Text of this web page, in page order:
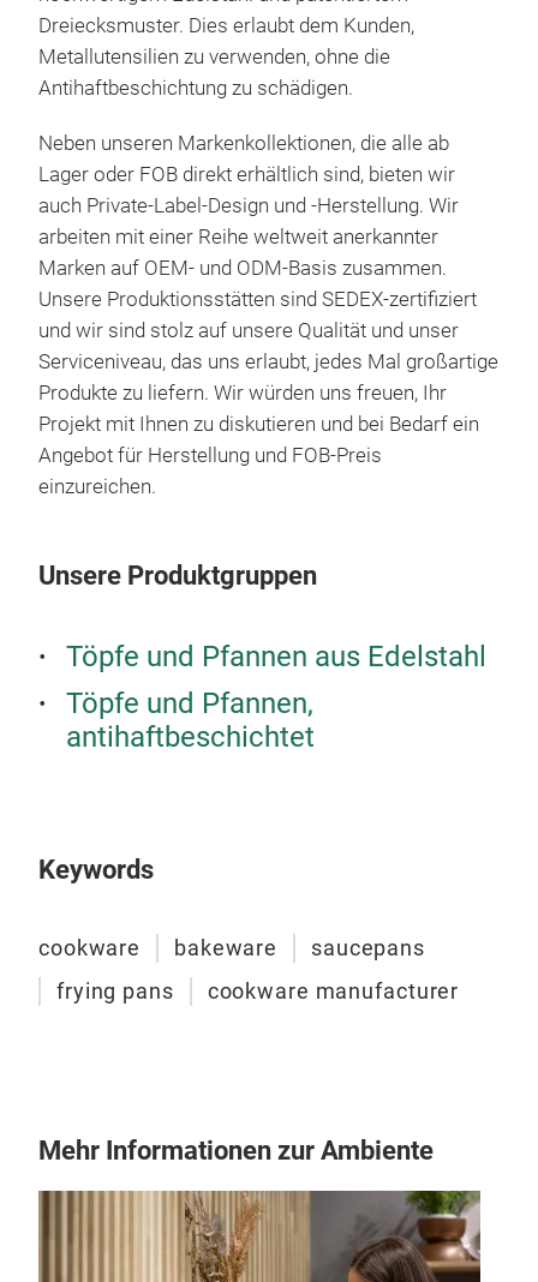
Dreiecksmuster. Dies erlaubt dem Kunden,
Metallutensilien zu verwenden, ohne die
Antihaftbeschichtung zu schädigen.
Neben unseren Markenkollektionen, die alle ab
Lager oder FOB direkt erhältlich sind, bieten wir
auch Private-Label-Design und -Herstellung. Wir
arbeiten mit einer Reihe weltweit anerkannter
Marken auf OEM- und ODM-Basis zusammen.
Unsere Produktionsstätten sind SEDEX-zertifiziert
und wir sind stolz auf unsere Qualität und unser
Serviceniveau, das uns erlaubt, jedes Mal großartige
Produkte zu liefern. Wir würden uns freuen, Ihr
Projekt mit Ihnen zu diskutieren und bei Bedarf ein
Angebot für Herstellung und FOB-Preis
einzureichen.
Unsere Produktgruppen
Töpfe und Pfannen aus Edelstahl
Töpfe und Pfannen,
antihaftbeschichtet
Keywords
cookware bakeware
saucepans
frying pans
cookware manufacturer
Mehr Informationen zur Ambiente